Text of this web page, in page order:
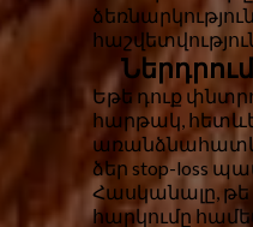
Եթե ​​դուք
հարթակ,
ձեր stop-loss
Հասկանալը,
հարկումը